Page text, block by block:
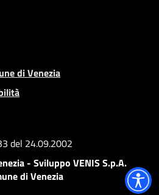
di Venezia
del 24.09.2002
- Sviluppo VENIS S.p.A.
di Venezia